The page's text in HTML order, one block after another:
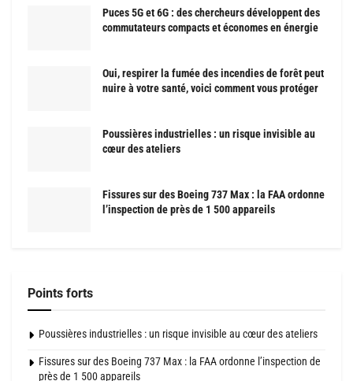
Puces 5G et 6G : des chercheurs développent des
commutateurs compacts et économes en énergie
Oui, respirer la fumée des incendies de forêt peut
nuire à votre santé, voici comment vous protéger
Poussières industrielles : un risque invisible au
cœur des ateliers
Fissures sur des Boeing 737 Max : la FAA ordonne
l’inspection de près de 1 500 appareils
Points forts
Poussières industrielles : un risque invisible au cœur des ateliers
Fissures sur des Boeing 737 Max : la FAA ordonne l’inspection de
près de 1 500 appareils